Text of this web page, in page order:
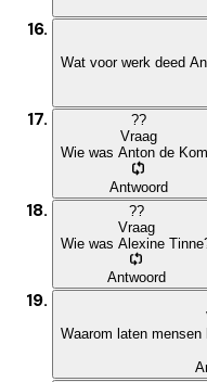
Wat voor werk deed
??
Vraag
Wie was Anton de
Antwoord
??
Vraag
Wie was Alexine
Antwoord
Waarom laten mensen